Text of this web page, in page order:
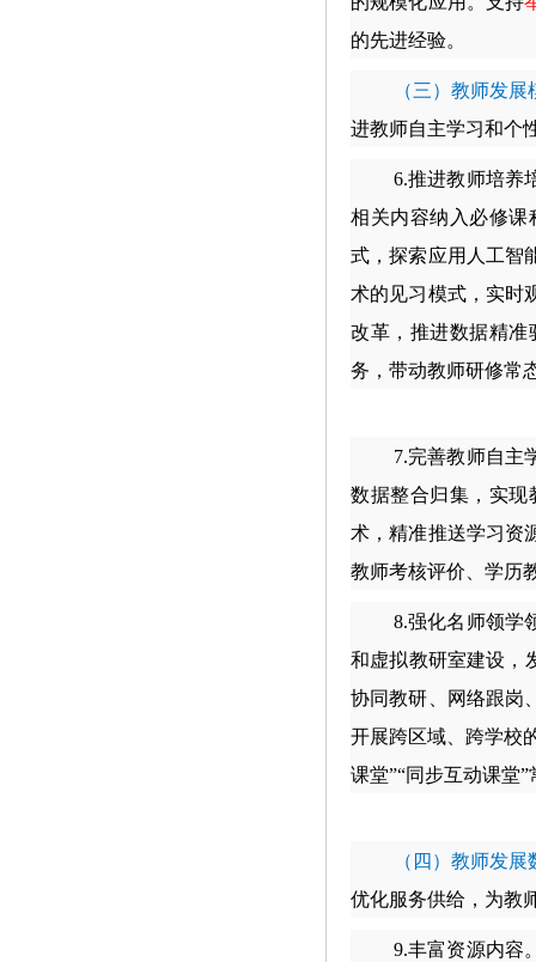
的先进经验。
（三）教师发
进教师自主学习和个
6.推进教师培养
相关内容纳入必修课
式，探索应用人工智
术的见习模式，实时
改革，推进数据精准
务，带动教师研修常
7.完善教师自主
数据整合归集，实现
术，精准推送学习资
教师考核评价、学历
8.强化名师领学
和虚拟教研室建设，
协同教研、网络跟岗
开展跨区域、跨学校
课堂”“同步互动课堂
（四）教师发
优化服务供给，为教
9.丰富资源内容